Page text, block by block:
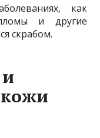
как
и другие
скрабом.